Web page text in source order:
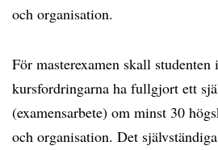
och organisation.
För masterexamen skall
kursfordringarna ha fullgjort ett
(examensarbete) om minst 30
och organisation. Det